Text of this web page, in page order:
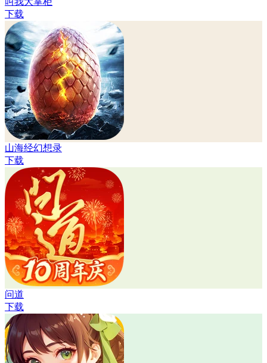
下载
山海经幻想录
下载
问道
下载